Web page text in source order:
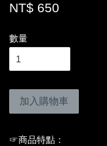
NT$ 650
數量
加入購物車
☞商品特點 ：